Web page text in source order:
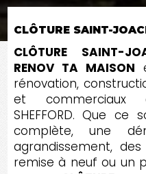
CLÔTURE SAINT-
CLÔTURE SAINT-
RENOV TA MAISON
rénovation,
et commerciaux à
SHEFFORD. Que
complète, une
agrandissement,
remise à neuf ou un